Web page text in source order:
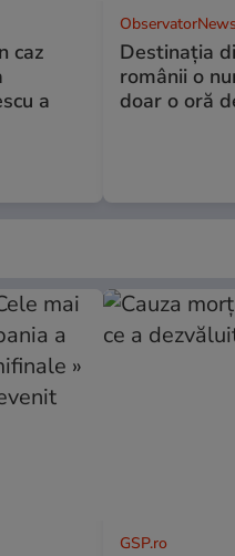
caz
a
Destinaţia
românii o
doar o oră
GSP.ro